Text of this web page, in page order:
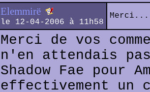
Elemmirë
le 12-04-2006 à 11h58
Merci...
Merci de vos
n'en attendais
Shadow Fae pour
effectivement